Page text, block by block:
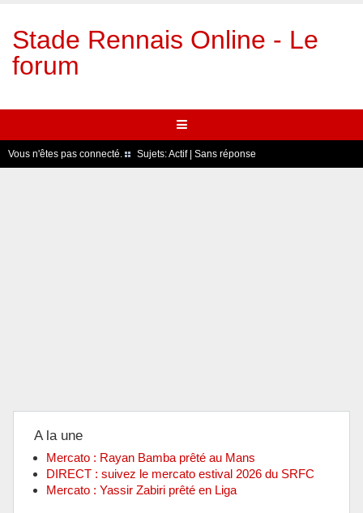
Stade Rennais Online - Le
forum
Vous n'êtes pas connecté. Sujets:Actif| Sans réponse
A la une
Mercato : Rayan Bamba prêté au Mans
DIRECT : suivez le mercato estival 2026 du SRFC
Mercato : Yassir Zabiri prêté en Liga